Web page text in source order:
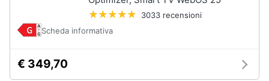
Esci
3033 recensioni
Scheda informativa
€ 349,70